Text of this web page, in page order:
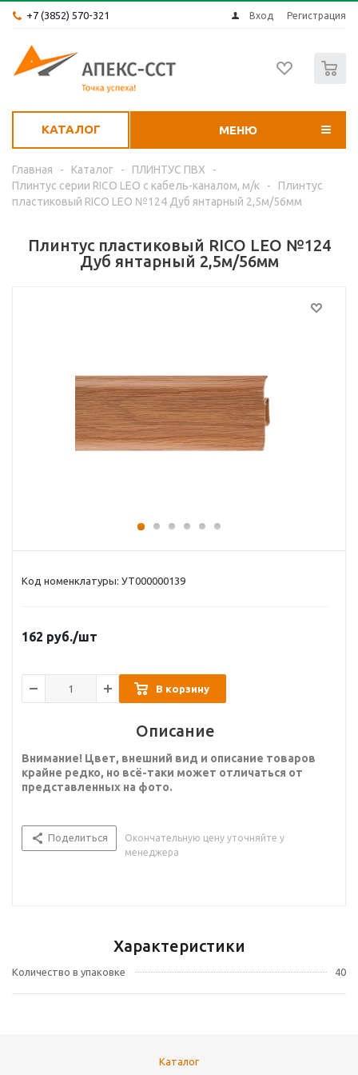
+7 (3852) 570-321 Вход Регистрация
КАТАЛОГ МЕНЮ
Главная - Каталог - ПЛИНТУС ПВХ
-
Плинтус серии RICO LEO с кабель-каналом, м/к
-
Плинтус
пластиковый RICO LEO №124 Дуб янтарный 2,5м/56мм
Плинтус пластиковый RICO LEO №124
Дуб янтарный 2,5м/56мм
Код номенклатуры: УТ000000139
162 руб./шт
В корзину
Описание
Внимание! Цвет, внешний вид и описание товаров
крайне редко, но всё-таки может отличаться от
представленных на фото.
Поделиться
Окончательную цену уточняйте у
менеджера
Характеристики
Количество в упаковке 40
Каталог